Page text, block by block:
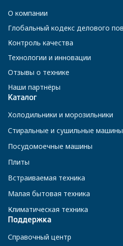
О компании
Глобальный кодекс делового
Контроль качества
Технологии и инновации
Отзывы о технике
Наши партнёры
Каталог
Холодильники и морозильники
Стиральные и сушильные машины
Посудомоечные машины
Плиты
Встраиваемая техника
Малая бытовая техника
Климатическая техника
Поддержка
Справочный центр